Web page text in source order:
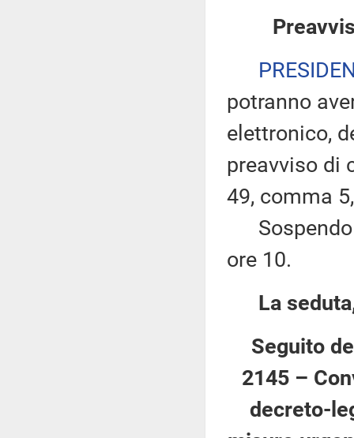
potranno
elettronico,
preavviso di
49, comma
Sospendo
ore 10.
La
Seguito
2145 –
decreto-